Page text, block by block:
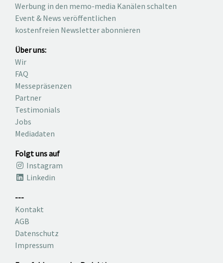
Werbung in den memo-media Kanälen schalten
Event & News veröffentlichen
kostenfreien Newsletter abonnieren
Über uns:
Wir
FAQ
Messepräsenzen
Partner
Testimonials
Jobs
Mediadaten
Folgt uns auf
Instagram
Linkedin
---
Kontakt
AGB
Datenschutz
Impressum